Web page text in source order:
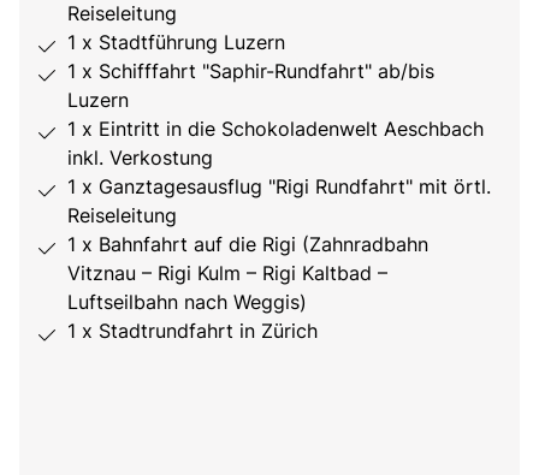
Reiseleitung
1 x Stadtführung Luzern
1 x Schifffahrt "Saphir-Rundfahrt" ab/bis
Luzern
1 x Eintritt in die Schokoladenwelt Aeschbach
inkl. Verkostung
1 x Ganztagesausflug "Rigi Rundfahrt" mit örtl.
Reiseleitung
1 x Bahnfahrt auf die Rigi (Zahnradbahn
Vitznau – Rigi Kulm – Rigi Kaltbad –
Luftseilbahn nach Weggis)
1 x Stadtrundfahrt in Zürich